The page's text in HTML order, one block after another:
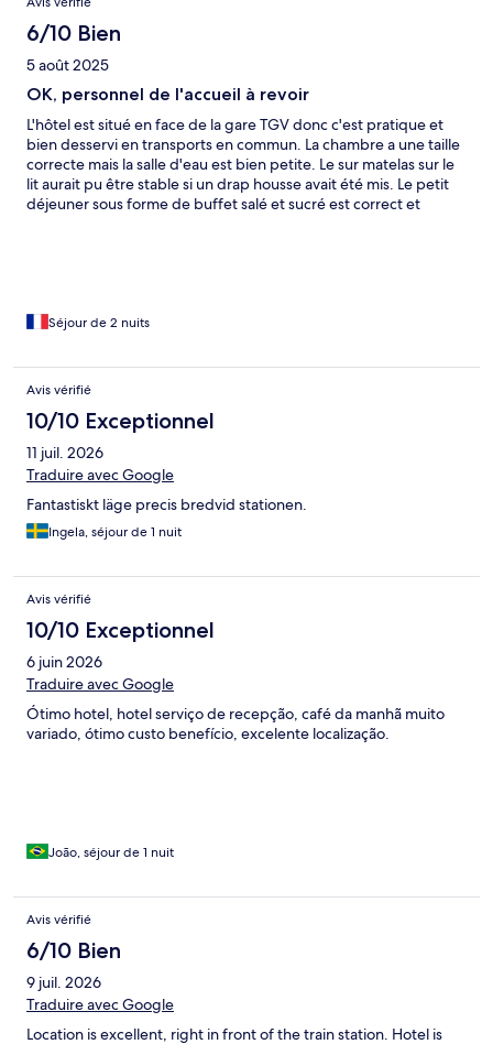
6/10 Bien
5 août 2025
OK, personnel de l'accueil à revoir
L'hôtel est situé en face de la gare TGV donc c'est pratique et
bien desservi en transports en commun. La chambre a une taille
correcte mais la salle d'eau est bien petite. Le sur matelas sur le
lit aurait pu être stable si un drap housse avait été mis. Le petit
déjeuner sous forme de buffet salé et sucré est correct et
bonjour ! Même mon fils m'a dit après "la dame là-bas a l'air
j'ai dû me rendre à la réception ou j'attendais patiemment car le
jeune monsieur de l'accueil était en communication
un autre monsieur (un grand) du personnel de la réception vient
j'étais là bien avant eux !". L'autre Agent qui venait de raccrocher
est venu me voir et me dire "Ne vous inquiétez pas, je m'occupe
de vous". Le manque de professionnalisme dans cet IBIS est
souvent mentionné dans les commentaires, il faut donc
réformer votre personnel de la réception.
Séjour de 2 nuits
Avis vérifié
10/10 Exceptionnel
11 juil. 2026
Traduire avec Google
Fantastiskt läge precis bredvid stationen.
Ingela, séjour de 1 nuit
Avis vérifié
10/10 Exceptionnel
6 juin 2026
Traduire avec Google
Ótimo hotel, hotel serviço de recepção, café da manhã muito
variado, ótimo custo benefício, excelente localização.
João, séjour de 1 nuit
Avis vérifié
6/10 Bien
9 juil. 2026
Traduire avec Google
Location is excellent, right in front of the train station. Hotel is